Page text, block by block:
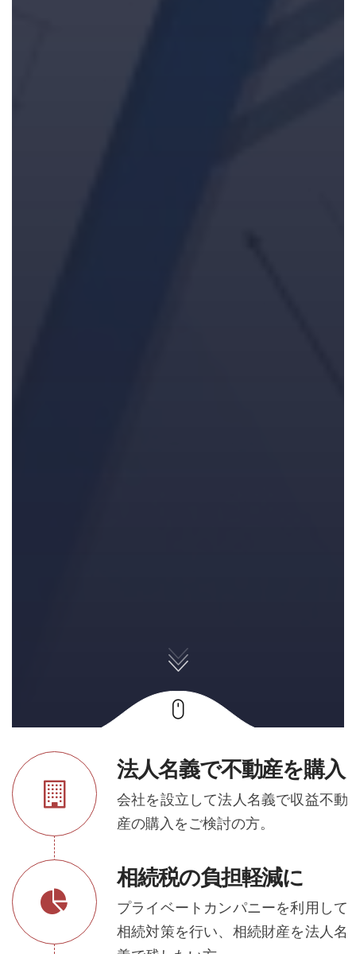
法人名義で不動産を購入
会社を設立して法人名義で収益不動
産の購入をご検討の方。
相続税の負担軽減に
プライベートカンパニーを利用して
相続対策を行い、相続財産を法人名